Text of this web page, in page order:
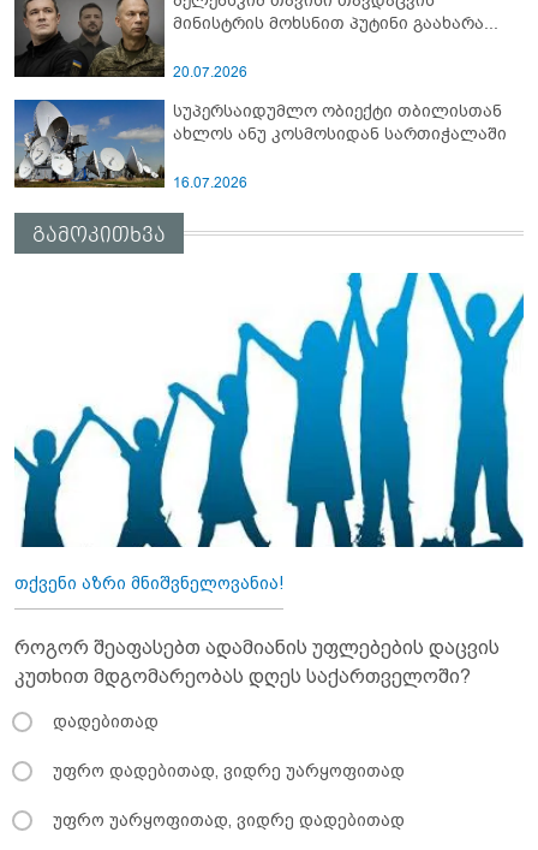
მინისტრის მოხსნით პუტინი გაახარა...
20.07.2026
სუპერსაიდუმლო ობიექტი თბილისთან
ახლოს ანუ კოსმოსიდან სართიჭალაში
16.07.2026
გამოკითხვა
თქვენი აზრი მნიშვნელოვანია!
როგორ შეაფასებთ ადამიანის უფლებების დაცვის
კუთხით მდგომარეობას დღეს საქართველოში?
დადებითად
უფრო დადებითად, ვიდრე უარყოფითად
უფრო უარყოფითად, ვიდრე დადებითად